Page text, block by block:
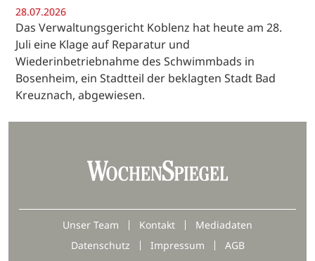
28.07.2026
Das Verwaltungsgericht Koblenz hat heute am 28.
Juli eine Klage auf Reparatur und
Wiederinbetriebnahme des Schwimmbads in
Bosenheim, ein Stadtteil der beklagten Stadt Bad
Kreuznach, abgewiesen.
Unser Team Kontakt
Mediadaten
Datenschutz
Impressum
AGB